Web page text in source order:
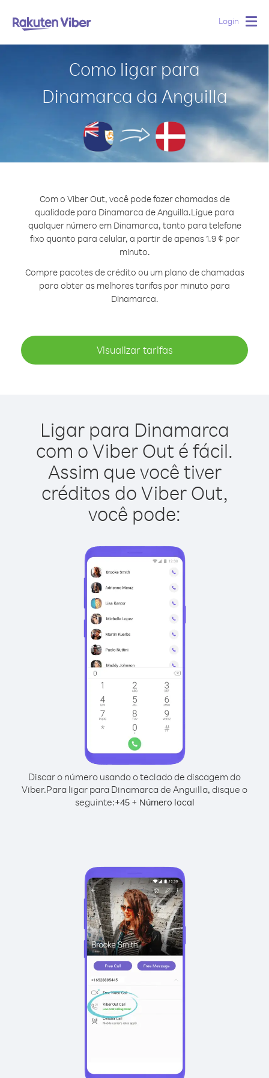
Login
Como ligar para
Dinamarca da Anguilla
Com o Viber Out, você pode fazer chamadas de
qualidade para Dinamarca de Anguilla.Ligue para
qualquer número em Dinamarca, tanto para telefone
fixo quanto para celular, a partir de apenas 1.9 ¢ por
minuto.
Compre pacotes de crédito ou um plano de chamadas
para obter as melhores tarifas por minuto para
Dinamarca.
Visualizar tarifas
Ligar para Dinamarca
com o Viber Out é fácil.
Assim que você tiver
créditos do Viber Out,
você pode:
Discar o número usando o teclado de discagem do
Viber.Para ligar para Dinamarca de Anguilla, disque o
seguinte:+45+ Número local